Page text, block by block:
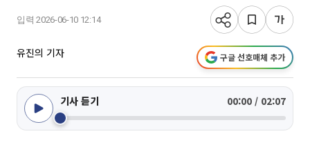
입력 2026-06-10 12:14
유진의 기자 구글 선호매체 추가
기사 듣기 00:00 / 02:07